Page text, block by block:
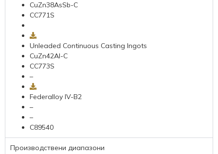
CuZn38AsSb-C
CC771S
Unleaded Continuous Casting Ingots
CuZn42Al-C
CC773S
–
Federalloy IV-B2
–
–
C89540
Производствени диапазони